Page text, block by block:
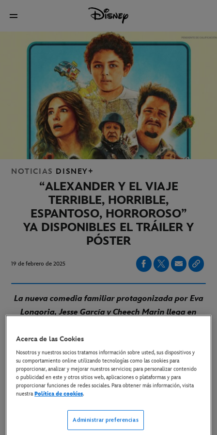
NOTICIAS DISNEY+
“ALEXANDER Y EL VIAJE
TERRIBLE, HORRIBLE,
ESPANTOSO, HORROROSO”
YA DISPONIBLES EL TRÁILER Y
PÓSTER
19 de febrero de 2025
La nueva comedia familiar protagonizada por Eva
Longoria, Jesse García y Cheech Marin llega en
LINK AL TRÁILER
LINK AL PÓSTER
LINK AL MATERIAL DISPONIBLE
Acerca de las Cookies
Nosotros y nuestros socios tratamos información sobre usted, sus dispositivos y
su comportamiento online utilizando tecnologías como las cookies para
proporcionar, analizar y mejorar nuestros servicios; para personalizar contenido
o publicidad en este y otros sitios web, aplicaciones o plataformas y para
proporcionar funciones de redes sociales. Para obtener más información, visita
nuestraPolítica de cookies.
Administrar preferencias